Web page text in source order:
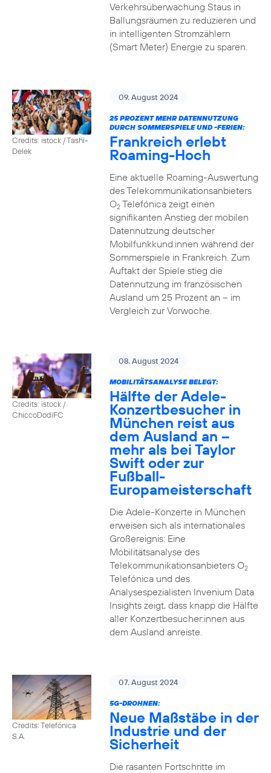
Verkehrsüberwachung Staus in
Ballungsräumen zu reduzieren und
in intelligenten Stromzählern
(Smart Meter) Energie zu sparen.
Credits: istock / Tashi-
Delek
09. August 2024
25 PROZENT MEHR DATENNUTZUNG
DURCH SOMMERSPIELE UND -FERIEN:
Frankreich erlebt
Roaming-Hoch
Eine aktuelle Roaming-Auswertung
des Telekommunikationsanbieters
O2Telefónica zeigt einen
signifikanten Anstieg der mobilen
Datennutzung deutscher
Mobilfunkkund:innen während der
Sommerspiele in Frankreich. Zum
Auftakt der Spiele stieg die
Datennutzung im französischen
Ausland um 25 Prozent an – im
Vergleich zur Vorwoche.
Credits: istock /
ChiccoDodiFC
08. August 2024
MOBILITÄTSANALYSE BELEGT:
Hälfte der Adele-
Konzertbesucher in
München reist aus
dem Ausland an –
mehr als bei Taylor
Swift oder zur
Fußball-
Europameisterschaft
Die Adele-Konzerte in München
erweisen sich als internationales
Großereignis: Eine
Mobilitätsanalyse des
Telekommunikationsanbieters O2
Telefónica und des
Analysespezialisten Invenium Data
Insights zeigt, dass knapp die Hälfte
aller Konzertbesucher:innen aus
dem Ausland anreiste.
Credits: Telefónica
S.A.
07. August 2024
5G-DROHNEN:
Neue Maßstäbe in der
Industrie und der
Sicherheit
Die rasanten Fortschritte im